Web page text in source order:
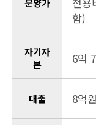
분양가
함)
자기자
본
6억
대출 8억원